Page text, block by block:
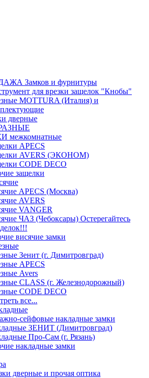
Замков и фурнитуры
для врезки защелок "Кнобы"
MOTTURA (Италия) и
дверные
межкомнатные
APECS
AVERS (ЭКОНОМ)
CODE DECO
защелки
APECS (Москва)
AVERS
VANGER
ЧАЗ (Чебоксары) Остерегайтесь
висячие замки
Зенит (г. Димитровград)
APECS
Avers
CLASS (г. Железнодорожный)
CODE DECO
все...
сейфовые накладные замки
ЗЕНИТ (Димитровград)
Про-Сам (г. Рязань)
накладные замки
дверные и прочая оптика